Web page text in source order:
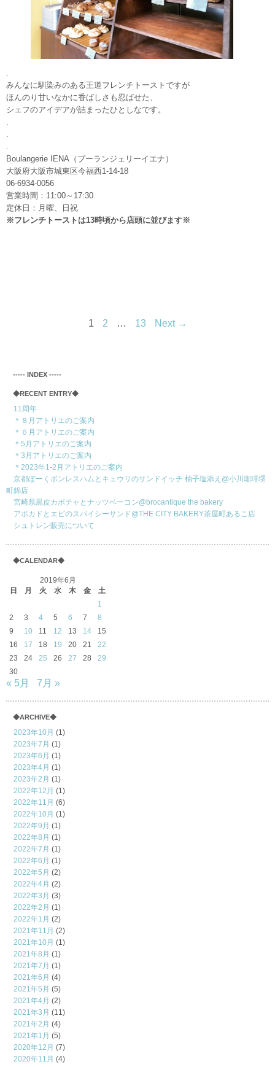
.
みんなに馴染みのある王道フレンチトーストですが
ほんのり甘いなかに香ばしさも忍ばせた、
シェフのアイデアが詰まったひとしなです。
.
.
.
Boulangerie IENA（ブーランジェリーイエナ）
大阪府大阪市城東区今福西1-14-18
06-6934-0056
営業時間：11:00～17:30
定休日：月曜、日祝
※フレンチトーストは13時頃から店頭に並びます※
1 2 … 13 Next →
‐‐‐‐‐ INDEX ‐‐‐‐‐
◆RECENT ENTRY◆
11周年
＊８月アトリエのご案内
＊６月アトリエのご案内
＊5月アトリエのご案内
＊3月アトリエのご案内
＊2023年1-2月アトリエのご案内
京都ぽーくボンレスハムとキュウリのサンドイッチ 柚子塩添え@小川珈琲堺
町錦店
宮崎県黒皮カボチャとナッツベーコン@brocantique the bakery
アボカドとエビのスパイシーサンド@THE CITY BAKERY茶屋町あるこ店
シュトレン販売について
◆CALENDAR◆
2019年6月
日
月 火 水 木 金
土
1
2
3 4 5 6 7
8
9
10 11 12 13 14
15
16
17 18 19 20 21
22
23
24 25 26 27 28
29
30
« 5月 7月 »
◆ARCHIVE◆
2023年10月 (1)
2023年7月 (1)
2023年6月 (1)
2023年4月 (1)
2023年2月 (1)
2022年12月 (1)
2022年11月 (6)
2022年10月 (1)
2022年9月 (1)
2022年8月 (1)
2022年7月 (1)
2022年6月 (1)
2022年5月 (2)
2022年4月 (2)
2022年3月 (3)
2022年2月 (1)
2022年1月 (2)
2021年11月 (2)
2021年10月 (1)
2021年8月 (1)
2021年7月 (1)
2021年6月 (4)
2021年5月 (5)
2021年4月 (2)
2021年3月 (11)
2021年2月 (4)
2021年1月 (5)
2020年12月 (7)
2020年11月 (4)